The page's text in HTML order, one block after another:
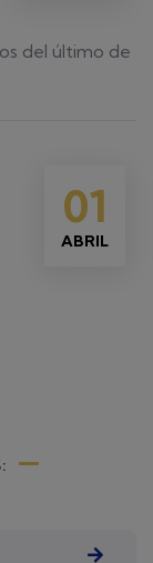
del último de
01
ABRIL